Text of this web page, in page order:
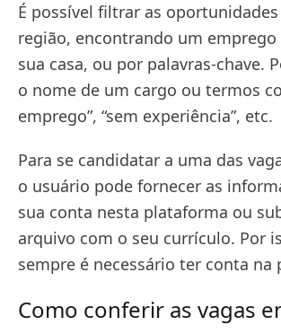
É possível filtrar as
região, encontrando um
sua casa, ou por palavras-chave.
o nome de um cargo ou termos
emprego”, “sem experiência”, etc.
Para se candidatar a uma das
o usuário pode fornecer as
sua conta nesta plataforma ou
arquivo com o seu currículo. Por
sempre é necessário ter conta na
Como conferir as vagas